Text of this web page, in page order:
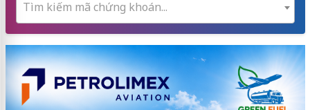
Tìm kiếm mã chứng khoán...